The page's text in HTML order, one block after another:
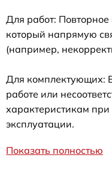
Для работ:
который напрямую
(например,
Для комплектующих:
работе или
характеристикам
эксплуатации.
Показать полностью